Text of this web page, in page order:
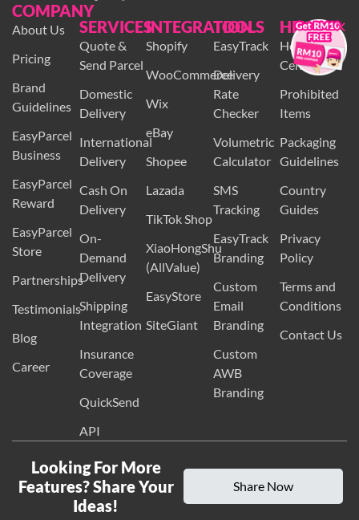
COMPANY
About Us
Pricing
Brand
Guidelines
EasyParcel
Business
EasyParcel
Reward
EasyParcel
Store
Partnerships
Testimonials
Blog
Career
SERVICES
Quote &
Send Parcel
Domestic
Delivery
International
Delivery
Cash On
Delivery
On-
Demand
Delivery
Shipping
Integration
Insurance
Coverage
QuickSend
API
INTEGRATION
Shopify
WooCommerce
Wix
eBay
Shopee
Lazada
TikTok Shop
XiaoHongShu
(AllValue)
EasyStore
SiteGiant
TOOLS
EasyTrack
Delivery
Rate
Checker
Volumetric
Calculator
SMS
Tracking
EasyTrack
Branding
Custom
Email
Branding
Custom
AWB
Branding
HELP
Help
Centre
Prohibited
Items
Packaging
Guidelines
Country
Guides
Privacy
Policy
Terms and
Conditions
Contact Us
Looking For More
Features? Share Your
Ideas!
Share Now
×